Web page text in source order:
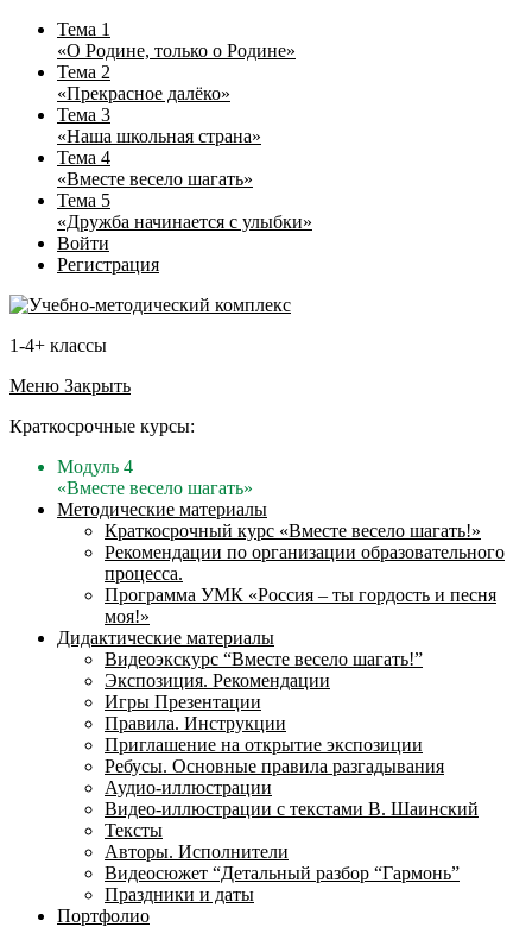
Тема 1
«О Родине, только о Родине»
Тема 2
«Прекрасное далёко»
Тема 3
«Наша школьная страна»
Тема 4
«Вместе весело шагать»
Тема 5
«Дружба начинается с улыбки»
Войти
Регистрация
1-4+ классы
Меню Закрыть
Краткосрочные курсы:
Модуль 4
«Вместе весело шагать»
Методические материалы
Краткосрочный курс «Вместе весело шагать!»
Рекомендации по организации образовательного
процесса.
Программа УМК «Россия – ты гордость и песня
моя!»
Дидактические материалы
Видеоэкскурс “Вместе весело шагать!”
Экспозиция. Рекомендации
Игры Презентации
Правила. Инструкции
Приглашение на открытие экспозиции
Ребусы. Основные правила разгадывания
Аудио-иллюстрации
Видео-иллюстрации с текстами В. Шаинский
Тексты
Авторы. Исполнители
Видеосюжет “Детальный разбор “Гармонь”
Праздники и даты
Портфолио